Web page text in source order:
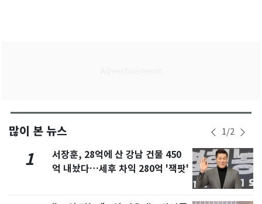
많이 본 뉴스 1/2
1
서장훈, 28억에 산 강남 건물 450
억 내놨다…세후 차익 280억 '잭팟'